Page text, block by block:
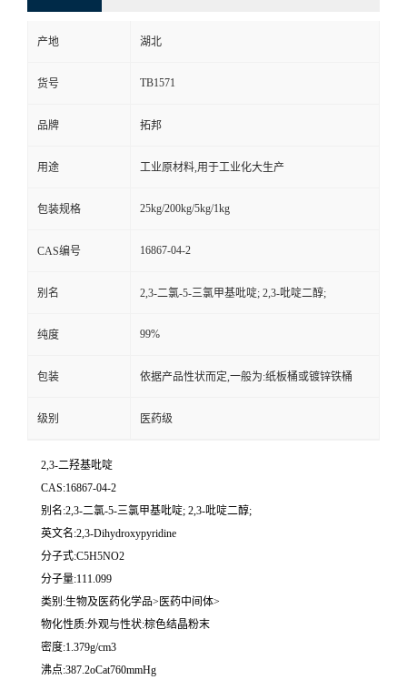
产地 湖北
货号 TB1571
品牌 拓邦
用途 工业原材料,用于工业化大生产
包装规格 25kg/200kg/5kg/1kg
CAS编号 16867-04-2
别名 2,3-二氯-5-三氯甲基吡啶; 2,3-吡啶二醇;
纯度 99%
包装 依据产品性状而定,一般为:纸板桶或镀锌铁桶
级别 医药级
2,3-二羟基吡啶
CAS:16867-04-2
别名:2,3-二氯-5-三氯甲基吡啶; 2,3-吡啶二醇;
英文名:2,3-Dihydroxypyridine
分子式:C5H5NO2
分子量:111.099
类别:生物及医药化学品>医药中间体>
物化性质:外观与性状:棕色结晶粉末
密度:1.379g/cm3
沸点:387.2oCat760mmHg